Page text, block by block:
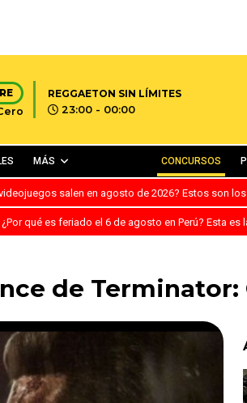
REGGAETON SIN LÍMITES
23:00 - 00:00
MÁS CONCURSOS
salen en agosto de 2026? Estos son
¿Por qué es feriado el 6 de agosto en Perú? Esta es
de Terminator: